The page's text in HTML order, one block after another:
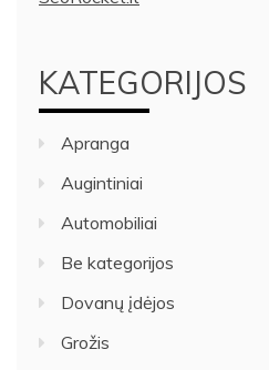
KATEGORIJOS
Apranga
Augintiniai
Automobiliai
Be kategorijos
Dovanų įdėjos
Grožis